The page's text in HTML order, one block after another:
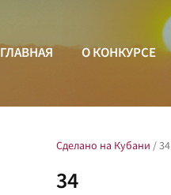
ГЛАВНАЯ О КОНКУРСЕ
Сделано на Кубани /34
34